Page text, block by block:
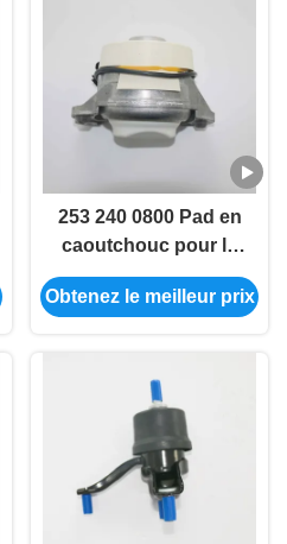
253 240 0800 Pad en
caoutchouc pour le
moteur de la
Mercedes-Benz GLC
Obtenez le meilleur prix